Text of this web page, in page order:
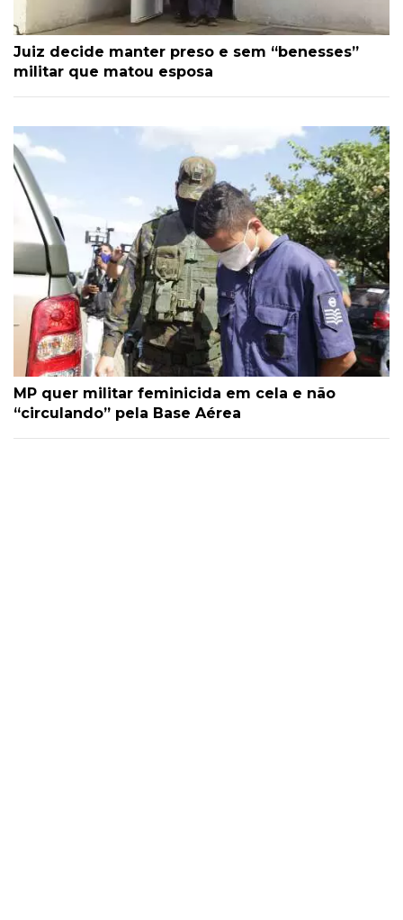
Juiz decide manter preso e sem “benesses”
militar que matou esposa
MP quer militar feminicida em cela e não
“circulando” pela Base Aérea